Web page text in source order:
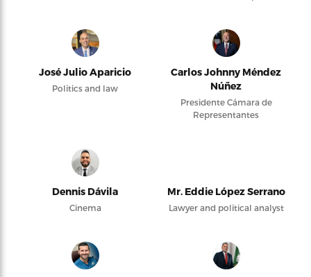
José Julio Aparicio
Politics and law
Carlos Johnny Méndez
Núñez
Presidente Cámara de
Representantes
Dennis Dávila
Cinema
Mr. Eddie López Serrano
Lawyer and political analyst